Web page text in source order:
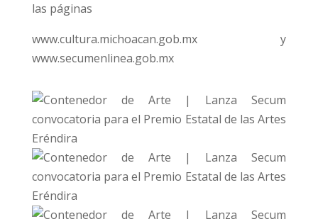
las páginas
www.cultura.michoacan.gob.mx y
www.secumenlinea.gob.mx